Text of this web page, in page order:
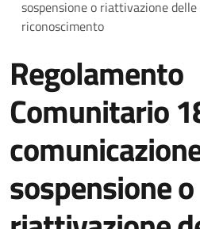
sospensione o riattivazione
riconoscimento
Regolamento
Comunitario
sospensione o